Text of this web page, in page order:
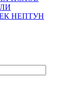
НЕПТУН